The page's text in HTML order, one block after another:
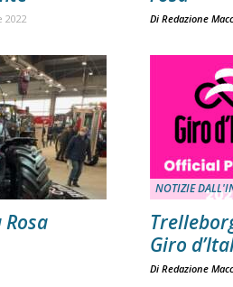
2022 Di Redazione
NOTIZIE
Giro
Di Redazione